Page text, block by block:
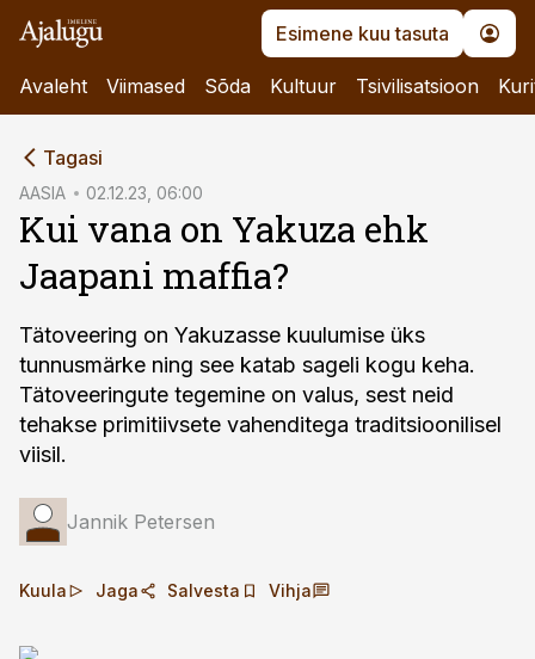
Esimene kuu tasuta
Avaleht Viimased Sõda Kultuur Tsivilisatsioon
Tagasi
AASIA 02.12.23, 06:00
Kui vana on Yakuza ehk
Jaapani maffia?
Tätoveering on Yakuzasse kuulumise üks
tunnusmärke ning see katab sageli kogu keha.
Tätoveeringute tegemine on valus, sest neid
tehakse primitiivsete vahenditega traditsioonilisel
viisil.
Jannik Petersen
Kuula Jaga Salvesta Vihja